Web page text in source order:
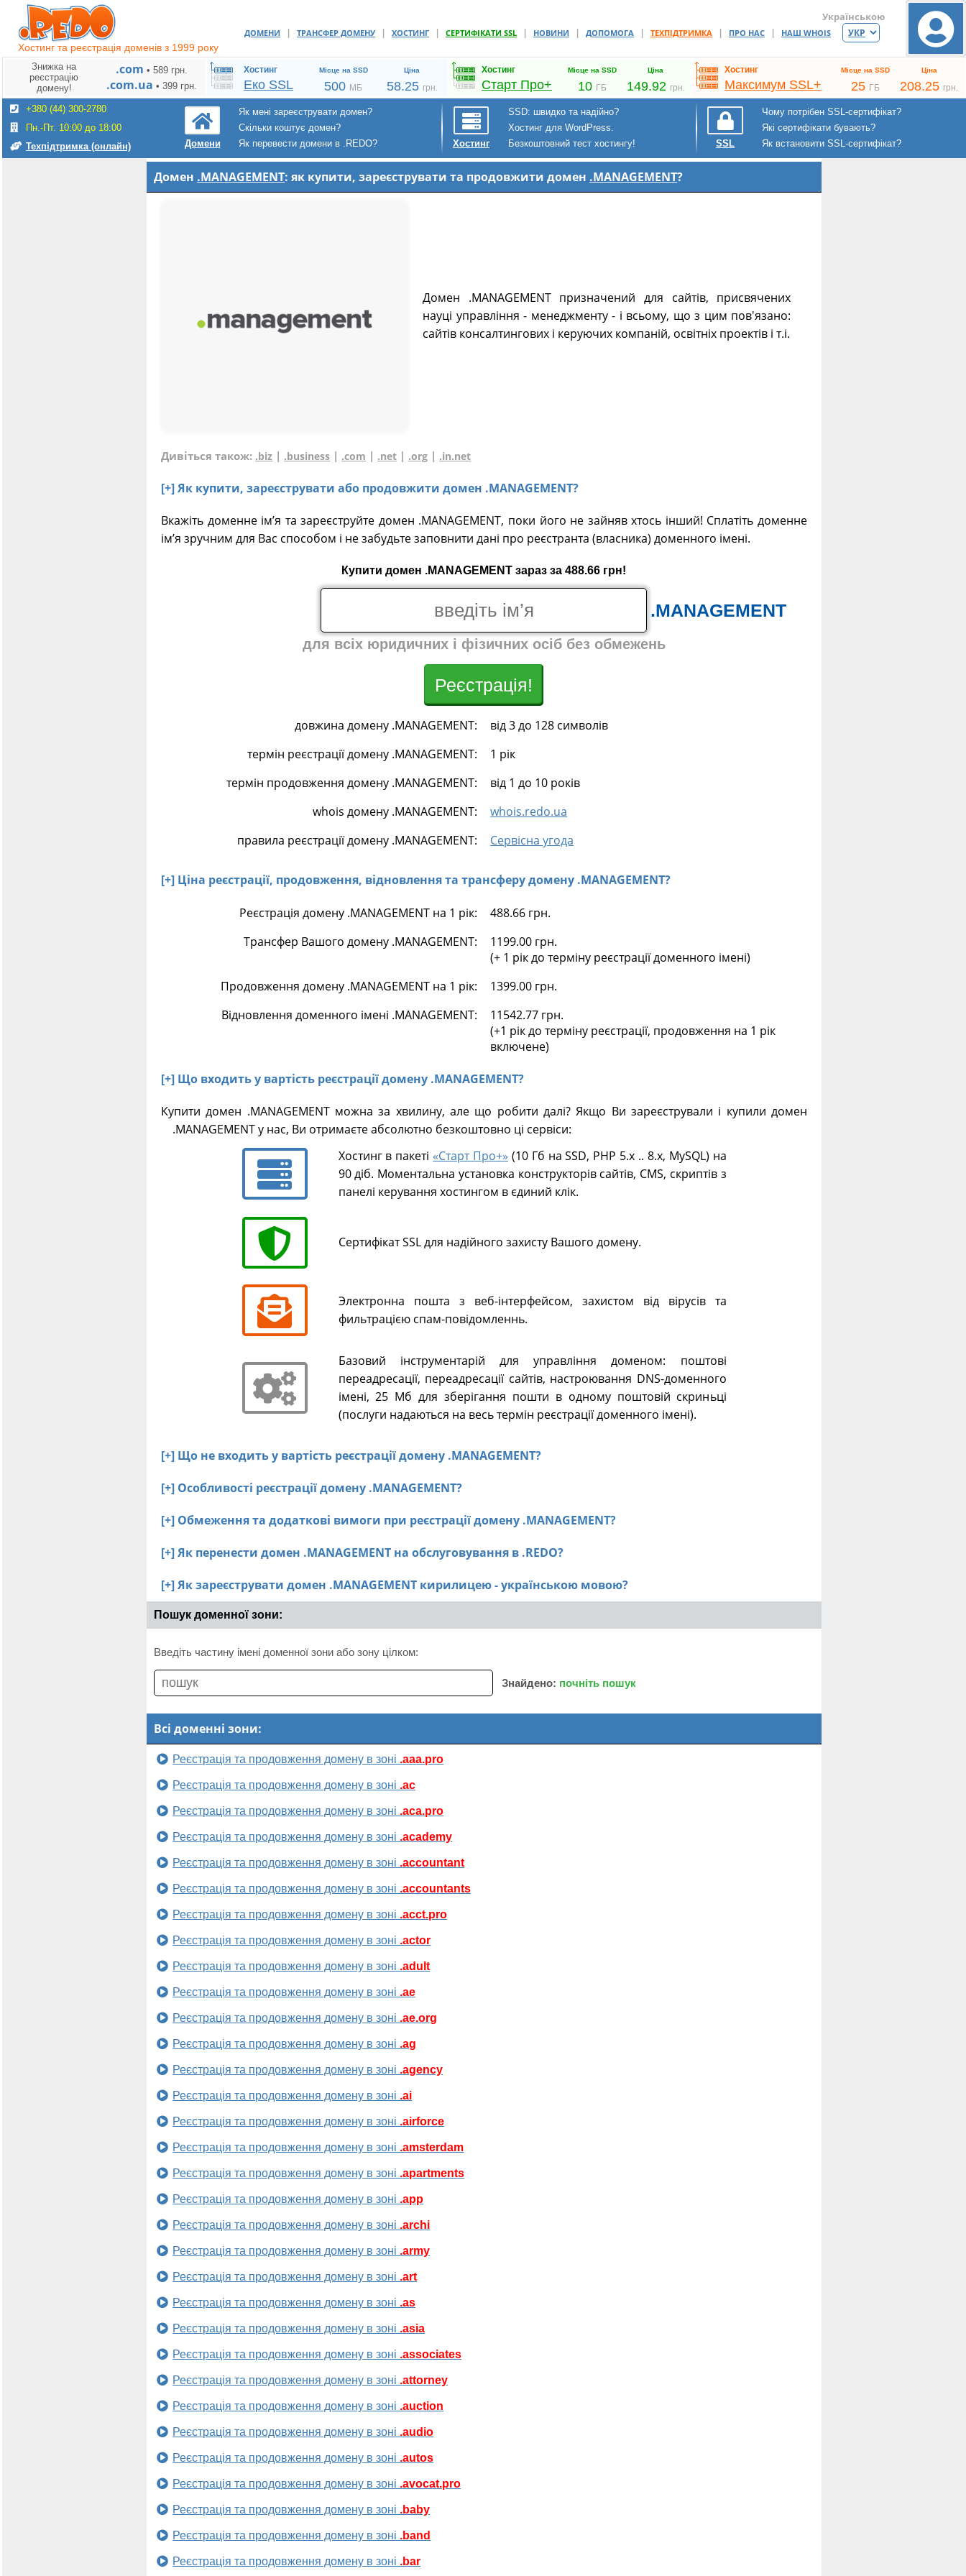
Хостинг та реєстрація доменів з 1999 року
ДОМЕНИ | ТРАНСФЕР ДОМЕНУ | ХОСТИНГ | СЕРТИФІКАТИ SSL | НОВИНИ | ДОПОМОГА | ТЕХПІДТРИМКА | ПРО НАС | НАШ WHOIS
Українською
Знижка на
реєстрацію
домену!
.com • 589 грн.
.com.ua • 399 грн.
Хостинг
Еко SSL
Місце на SSD Ціна
500 МБ 58.25 грн.
Хостинг
Старт Про+
Місце на SSD Ціна
10 ГБ 149.92 грн.
Хостинг
Максимум SSL+
Місце на SSD Ціна
25 ГБ 208.25 грн.
+380 (44) 300-2780
Пн.-Пт. 10:00 до 18:00
Техпідтримка (онлайн)
Домени
Як мені зареєструвати домен?
Скільки коштує домен?
Як перевести домени в .REDO?
Хостинг
SSD: швидко та надійно?
Хостинг для WordPress.
Безкоштовний тест хостингу!
SSL
Чому потрібен SSL-сертифікат?
Які сертифікати бувають?
Як встановити SSL-сертифікат?
Домен .MANAGEMENT: як купити, зареєструвати та продовжити домен .MANAGEMENT?
Домен .MANAGEMENT призначений для сайтів, присвячених
науці управління - менеджменту - і всьому, що з цим пов'язано:
сайтів консалтингових і керуючих компаній, освітніх проектів і т.і.
Дивіться також: .biz | .business | .com | .net | .org | .in.net
[+] Як купити, зареєструвати або продовжити домен .MANAGEMENT?
Вкажіть доменне ім’я та зареєструйте домен .MANAGEMENT, поки його не зайняв хтось інший! Сплатіть доменне
ім’я зручним для Вас способом і не забудьте заповнити дані про реєстранта (власника) доменного імені.
Купити домен .MANAGEMENT зараз за 488.66 грн!
.MANAGEMENT
для всіх юридичних і фізичних осіб без обмежень
Реєстрація!
довжина домену .MANAGEMENT:
від 3 до 128 символів
термін реєстрації домену .MANAGEMENT:
1 рік
термін продовження домену .MANAGEMENT:
від 1 до 10 років
whois домену .MANAGEMENT:
whois.redo.ua
правила реєстрації домену .MANAGEMENT:
Сервісна угода
[+] Ціна реєстрації, продовження, відновлення та трансферу домену .MANAGEMENT?
Реєстрація домену .MANAGEMENT на 1 рік:
488.66 грн.
Трансфер Вашого домену .MANAGEMENT:
1199.00 грн.
(+ 1 рік до терміну реєстрації доменного імені)
Продовження домену .MANAGEMENT на 1 рік:
1399.00 грн.
Відновлення доменного імені .MANAGEMENT:
11542.77 грн.
(+1 рік до терміну реєстрації, продовження на 1 рік
включене)
[+] Що входить у вартість реєстрації домену .MANAGEMENT?
Купити домен .MANAGEMENT можна за хвилину, але що робити далі? Якщо Ви зареєстрували і купили домен
.MANAGEMENT у нас, Ви отримаєте абсолютно безкоштовно ці сервіси:
Хостинг в пакеті «Старт Про+» (10 Гб на SSD, PHP 5.х .. 8.х, MySQL) на
90 діб. Моментальна установка конструкторів сайтів, CMS, скриптів з
панелі керування хостингом в єдиний клік.
Сертифікат SSL для надійного захисту Вашого домену.
Электронна пошта з веб-інтерфейсом, захистом від вірусів та
фильтрацією спам-повідомленнь.
Базовий інструментарій для управління доменом: поштові
переадресації, переадресації сайтів, настроювання DNS-доменного
імені, 25 Мб для зберігання пошти в одному поштовій скриньці
(послуги надаються на весь термін реєстрації доменного імені).
[+] Що не входить у вартість реєстрації домену .MANAGEMENT?
[+] Особливості реєстрації домену .MANAGEMENT?
[+] Обмеження та додаткові вимоги при реєстрації домену .MANAGEMENT?
[+] Як перенести домен .MANAGEMENT на обслуговування в .REDO?
[+] Як зареєструвати домен .MANAGEMENT кирилицею - українською мовою?
Пошук доменної зони:
Введіть частину імені доменної зони або зону цілком:
Знайдено: почніть пошук
Всі доменні зони:
Реєстрація та продовження домену в зоні .aaa.pro
Реєстрація та продовження домену в зоні .ac
Реєстрація та продовження домену в зоні .aca.pro
Реєстрація та продовження домену в зоні .academy
Реєстрація та продовження домену в зоні .accountant
Реєстрація та продовження домену в зоні .accountants
Реєстрація та продовження домену в зоні .acct.pro
Реєстрація та продовження домену в зоні .actor
Реєстрація та продовження домену в зоні .adult
Реєстрація та продовження домену в зоні .ae
Реєстрація та продовження домену в зоні .ae.org
Реєстрація та продовження домену в зоні .ag
Реєстрація та продовження домену в зоні .agency
Реєстрація та продовження домену в зоні .ai
Реєстрація та продовження домену в зоні .airforce
Реєстрація та продовження домену в зоні .amsterdam
Реєстрація та продовження домену в зоні .apartments
Реєстрація та продовження домену в зоні .app
Реєстрація та продовження домену в зоні .archi
Реєстрація та продовження домену в зоні .army
Реєстрація та продовження домену в зоні .art
Реєстрація та продовження домену в зоні .as
Реєстрація та продовження домену в зоні .asia
Реєстрація та продовження домену в зоні .associates
Реєстрація та продовження домену в зоні .attorney
Реєстрація та продовження домену в зоні .auction
Реєстрація та продовження домену в зоні .audio
Реєстрація та продовження домену в зоні .autos
Реєстрація та продовження домену в зоні .avocat.pro
Реєстрація та продовження домену в зоні .baby
Реєстрація та продовження домену в зоні .band
Реєстрація та продовження домену в зоні .bar